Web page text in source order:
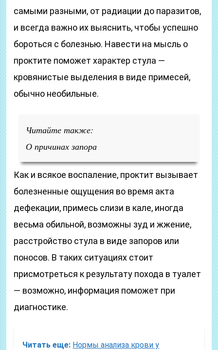
самыми разными, от радиации до паразитов,
и всегда важно их выяснить, чтобы успешно
бороться с болезнью. Навести на мысль о
проктите поможет характер стула —
кровянистые выделения в виде примесей,
обычно необильные.
Читайте также:
О причинах запора
Как и всякое воспаление, проктит вызывает
болезненные ощущения во время акта
дефекации, примесь слизи в кале, иногда
весьма обильной, возможны зуд и жжение,
расстройство стула в виде запоров или
поносов. В таких ситуациях стоит
присмотреться к результату похода в туалет
— возможно, информация поможет при
диагностике.
Читать еще: Нормы анализа крови у